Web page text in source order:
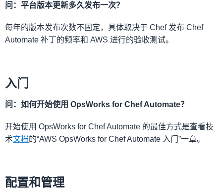
问：平台版本更新多久发布一次？
每年的版本发布次数不固定，具体取决于 Chef 发布 Chef
Automate 补丁的频率和 AWS 进行的验收测试。
入门
问：如何开始使用 OpsWorks for Chef Automate？
开始使用 OpsWorks for Chef Automate 的最佳方式是查看技
术文档的“AWS OpsWorks for Chef Automate 入门”一章。
配置和管理